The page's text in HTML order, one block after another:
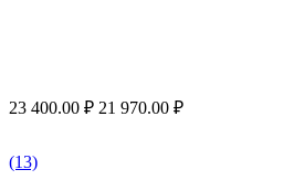
23 400.00 ₽ 21 970.00 ₽
(13)